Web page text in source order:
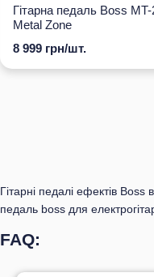
Гітарні педалі ефектів
педаль boss для
FAQ:
Гітарна педаль Boss MT-
Metal Zone
8 999 грн/шт.